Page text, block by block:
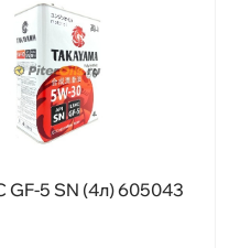
GF-5 SN (4л) 605043